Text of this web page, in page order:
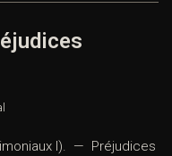
I). — Préjudices